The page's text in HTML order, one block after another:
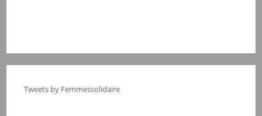
Tweets by Femmessolidaire